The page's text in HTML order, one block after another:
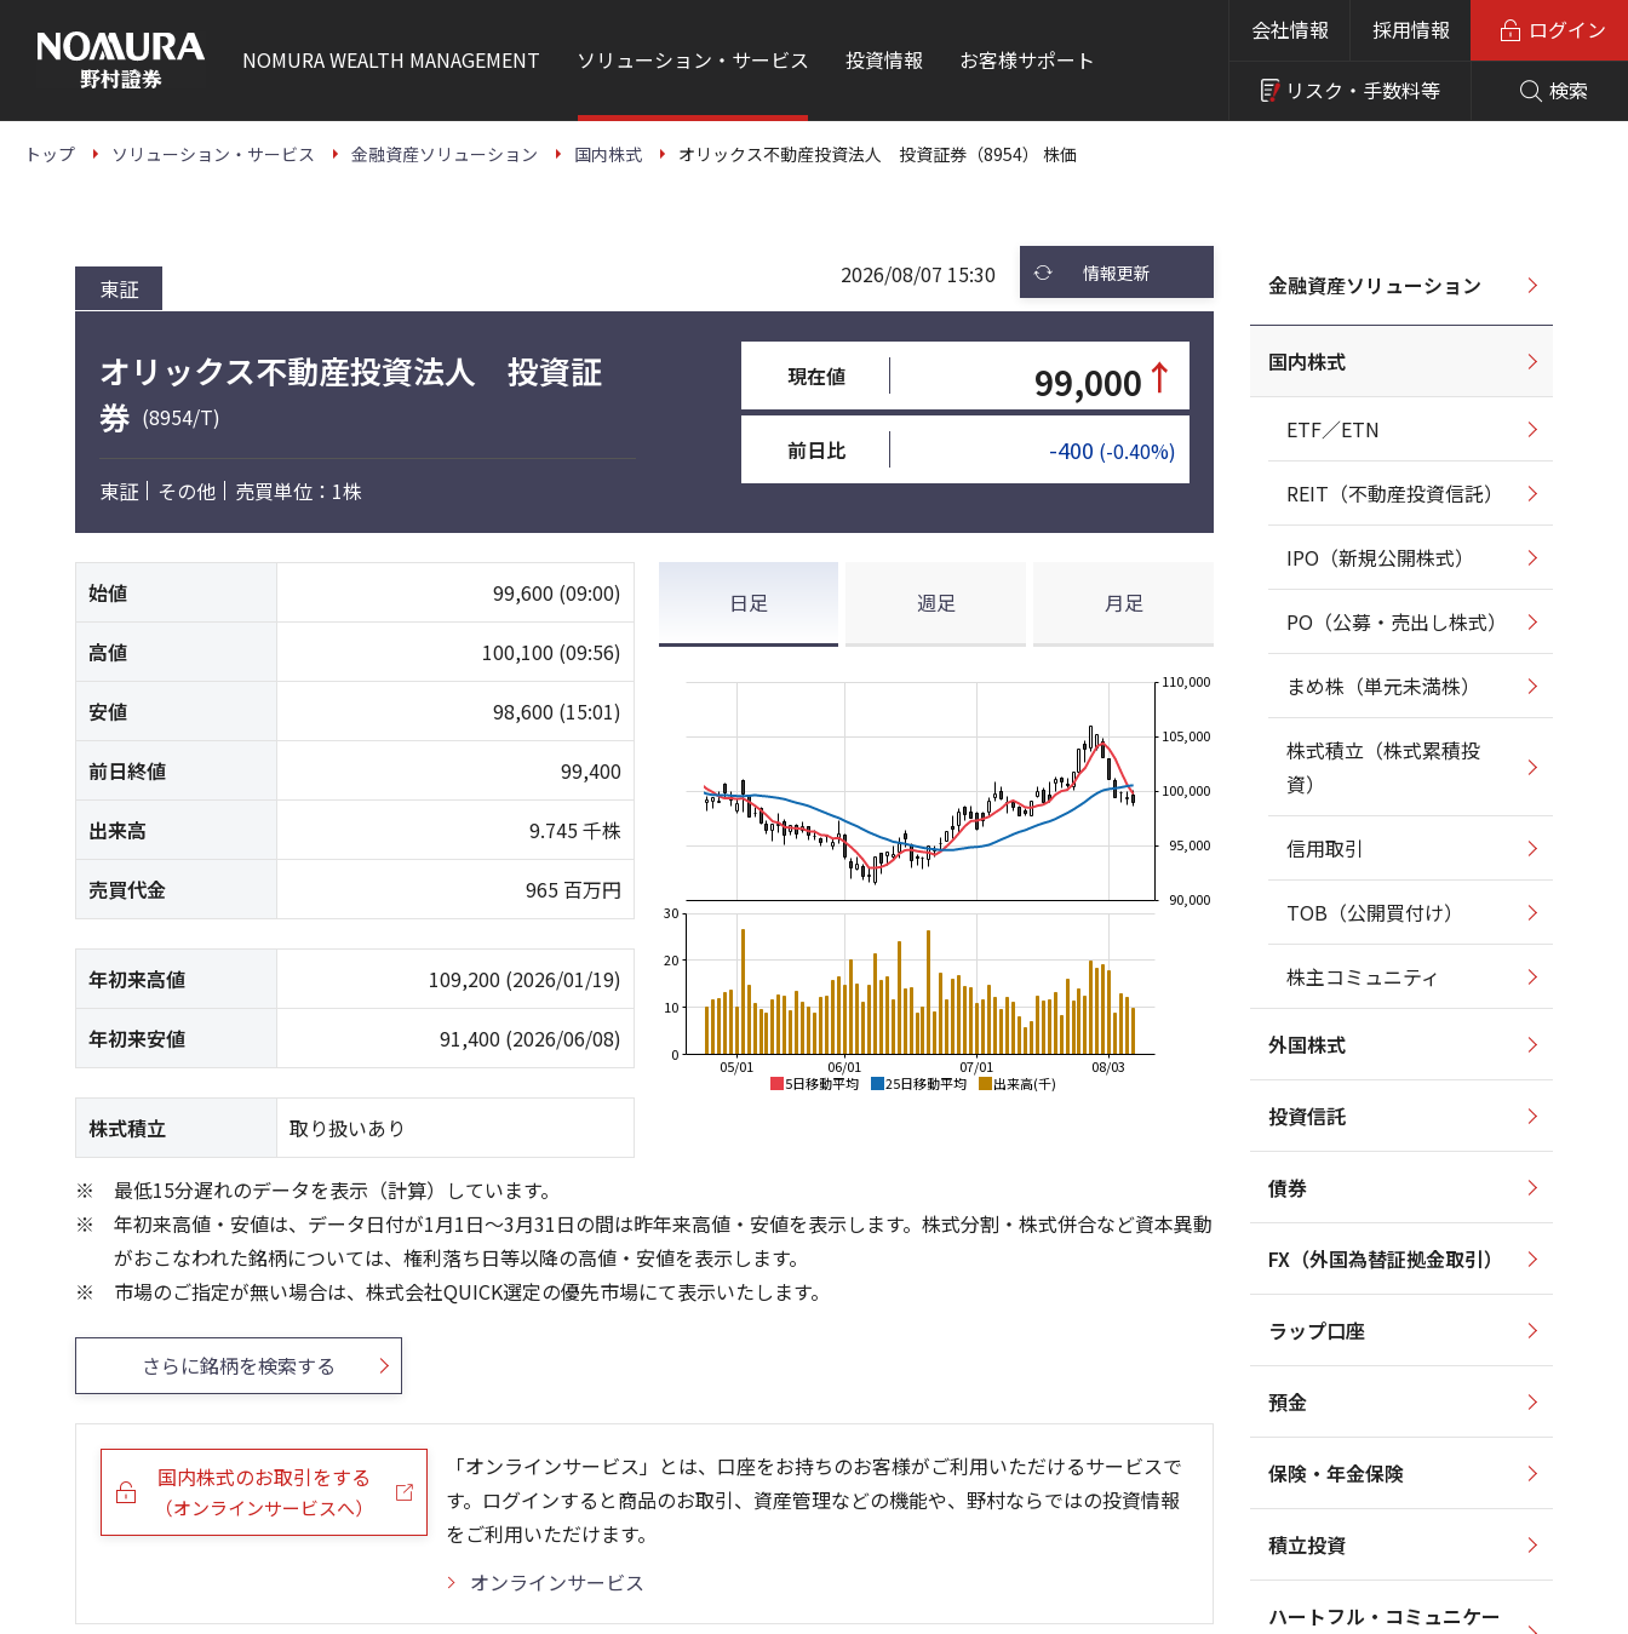
本
NOMURAWEALTH MANAGEMENT ソリューション・サービス 投資情報 お客様サポート
会社情報 採用情報
リスク・ 手数料等 検索
ログイン
トップ ソリューション・サービス 金融資産ソリューション 国内株式 オリックス不動産投資法人 投資証券（8954） 株価
東証 2026/08/07 15:30 情報更新
オリックス不動産投資法人 投資証
券 (8954/T)
東証 その他 売買単位：1株
現在値 99,000 ↑
前日比 -400 (-0.40%)
始値 99,600 (09:00)
高値 100,100 (09:56)
安値 98,600 (15:01)
前日終値 99,400
出来高 9.745 千株
売買代金 965 百万円
年初来高値 109,200 (2026/01/19)
年初来安値 91,400 (2026/06/08)
株式積立 取り扱いあり
日足 週足 月足
5日移動平均 25日移動平均 出来高(千)
08/03
07/01
06/01
05/01
90,000
95,000
100,000
105,000
110,000
0
10
20
30
0
10
0
20
最低15分遅れのデータを表示（計算）しています。
年初来高値・安値は、データ日付が1月1日～3月31日の間は昨年来高値・安値を表示します。株式分割・株式併合など資本異動
がおこなわれた銘柄については、権利落ち日等以降の高値・安値を表示します。
市場のご指定が無い場合は、株式会社QUICK選定の優先市場にて表示いたします。
さらに銘柄を検索する
国内株式のお取引をする
（オンラインサービスへ）
「オンラインサービス」とは、口座をお持ちのお客様がご利用いただけるサービスで
す。ログインすると商品のお取引、資産管理などの機能や、野村ならではの投資情報
をご利用いただけます。
オンラインサービス
金融資産ソリューション
国内株式
ETF／ETN
REIT（不動産投資信託）
IPO（新規公開株式）
PO（公募・売出し株式）
まめ株（単元未満株）
株式積立（株式累積投
資）
信用取引
TOB（公開買付け）
株主コミュニティ
外国株式
投資信託
債券
FX（外国為替証拠金取引）
ラップ口座
預金
保険・年金保険
積立投資
ハートフル・コミュニケー